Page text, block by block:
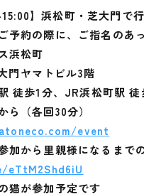
】浜松町・芝大門で
約の際に、ご指名のあ
浜松町
門ヤマトビル3階
徒歩1分、JR浜松町駅 徒
（各回30分）
event
加から里親様になるまで
猫が参加予定です